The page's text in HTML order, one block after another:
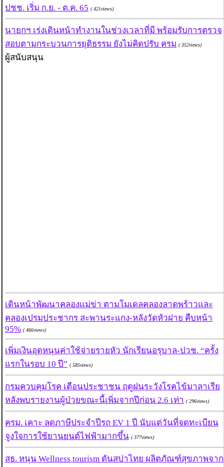
ปชช. เริ่ม ก.ย. - ต.ค. 65 ( 421views)
นายกฯ เร่งเดินหน้าทำงานในช่วงเวลาที่มี พร้อมรับการตรวจ
สอบตามกระบวนการยุติธรรม ยังไม่คิดปรับ ครม ( 352views)
ผู้สนับสนุน
เดินหน้าพัฒนาคลองแม่ข่า ตามโมเดลคลองลาดพร้าวและ
คลองเปรมประชากร สะพานระแกง-หลังวัดหัวฝาย คืบหน้า
95% ( 466views)
เพิ่มเงินอุดหนุนค่าใช้จ่ายรายหัว นักเรียนอรุบาล-ปวช. “ครั้ง
แรกในรอบ 10 ปี” ( 585views)
กรมควบคุมโรค เตือนประชาชน ฤดูฝนระวังโรคไข้มาลาเรีย
หลังพบรายงานผู้ป่วยขณะนี้เพิ่มจากปีก่อน 2.6 เท่า ( 296views)
ครม. เคาะ ลดภาษีประจำปีรถ EV 1 ปี นับแต่วันที่จดทะเบียน
จูงใจการใช้ยานยนต์ไฟฟ้ามากขึ้น ( 377views)
สธ. หนุน Wellness tourism ดันสปาไทย ผลิตภัณฑ์สุขภาพจาก